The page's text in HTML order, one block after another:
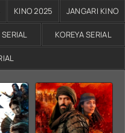
KINO 2025 JANGARI KINO
SERIAL KOREYA SERIAL